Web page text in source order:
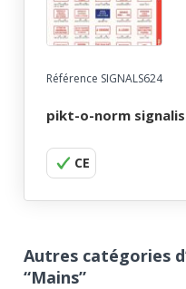
Référence SIGNALS624
pikt-o-norm
CE
Autres catégories
“Mains”